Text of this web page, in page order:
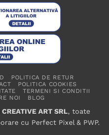
POLITICA DE RETUR
POLITICA COOKIES
TERMENI SI CONDITII
NOI BLOG
ART SRL, toate
cu Perfect Pixel& PWP.